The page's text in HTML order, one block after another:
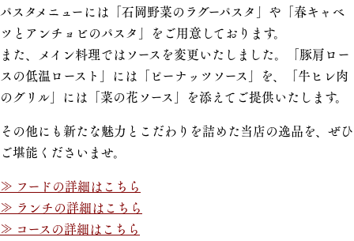
パスタメニューには「石岡野菜のラグーパスタ」や「春キャベ
ツとアンチョビのパスタ」をご用意しております。
また、メイン料理ではソースを変更いたしました。「豚肩ロー
スの低温ロースト」には「ピーナッツソース」を、「牛ヒレ肉
のグリル」には「菜の花ソース」を添えてご提供いたします。
その他にも新たな魅力とこだわりを詰めた当店の逸品を、ぜひ
ご堪能くださいませ。
≫ フードの詳細はこちら
≫ ランチの詳細はこちら
≫ コースの詳細はこちら